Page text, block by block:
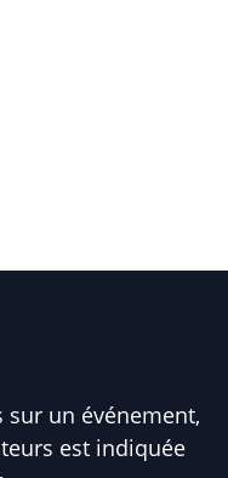
un événement,
est indiquée